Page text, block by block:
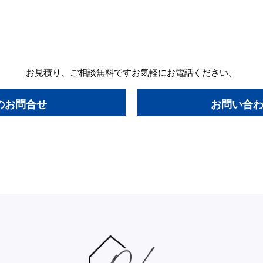
お見積り、ご相談無料ですお気軽にお電話ください。
お問合せ お問い合